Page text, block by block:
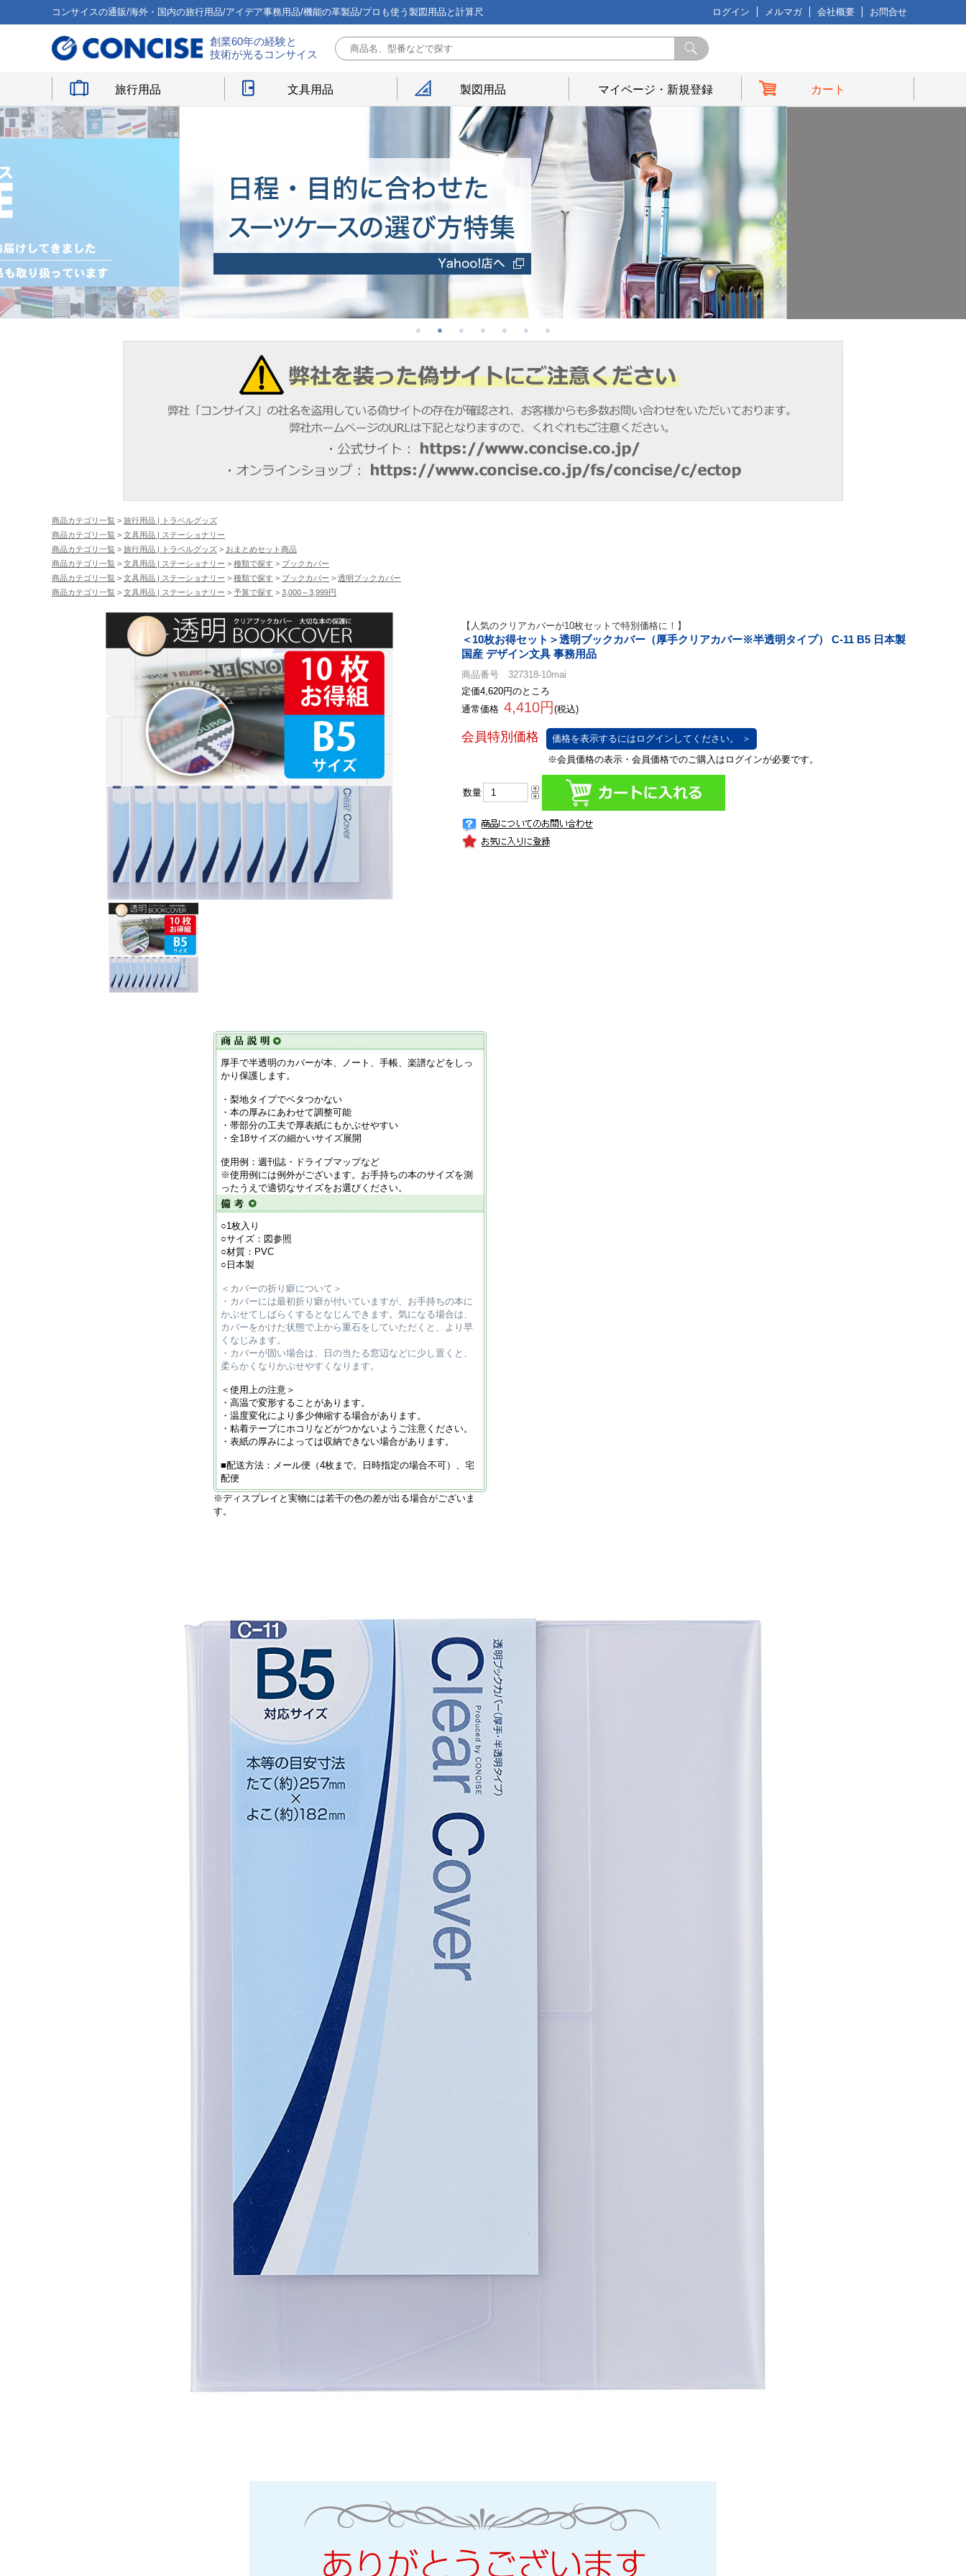
コンサイスの通販/海外・国内の旅行用品/アイデア事務用品/機能の革製品/プロも使う製図用品と計算尺 ログイン メルマガ 会社概要 お問合せ
創業60年の経験と
技術が光るコンサイス
旅行用品 文具用品 製図用品 マイページ・新規登録 カート
商品カテゴリ一覧 > 旅行用品 | トラベルグッズ
商品カテゴリ一覧 > 文具用品 | ステーショナリー
商品カテゴリ一覧 > 旅行用品 | トラベルグッズ > おまとめセット商品
商品カテゴリ一覧 > 文具用品 | ステーショナリー > 種類で探す > ブックカバー
商品カテゴリ一覧 > 文具用品 | ステーショナリー > 種類で探す > ブックカバー > 透明ブックカバー
商品カテゴリ一覧 > 文具用品 | ステーショナリー > 予算で探す > 3,000～3,999円
【人気のクリアカバーが10枚セットで特別価格に！】
＜10枚お得セット＞透明ブックカバー（厚手クリアカバー※半透明タイプ） C-11 B5 日本製
国産 デザイン文具 事務用品
商品番号 327318-10mai
定価4,620円のところ
通常価格 4,410円 (税込)
価格を表示するにはログインしてください。 ＞
数量
厚手で半透明のカバーが本、ノート、手帳、楽譜などをしっ
かり保護します。
・梨地タイプでベタつかない
・本の厚みにあわせて調整可能
・帯部分の工夫で厚表紙にもかぶせやすい
・全18サイズの細かいサイズ展開
使用例：週刊誌・ドライブマップなど
※使用例には例外がございます。お手持ちの本のサイズを測
ったうえで適切なサイズをお選びください。
○1枚入り
○サイズ：図参照
○材質：PVC
○日本製
＜カバーの折り癖について＞
・カバーには最初折り癖が付いていますが、お手持ちの本に
かぶせてしばらくするとなじんできます。気になる場合は、
カバーをかけた状態で上から重石をしていただくと、より早
くなじみます。
・カバーが固い場合は、日の当たる窓辺などに少し置くと、
柔らかくなりかぶせやすくなります。
＜使用上の注意＞
・高温で変形することがあります。
・温度変化により多少伸縮する場合があります。
・粘着テープにホコリなどがつかないようご注意ください。
・表紙の厚みによっては収納できない場合があります。
■配送方法：メール便（4枚まで。日時指定の場合不可）、宅
配便
※ディスプレイと実物には若干の色の差が出る場合がございま
す。